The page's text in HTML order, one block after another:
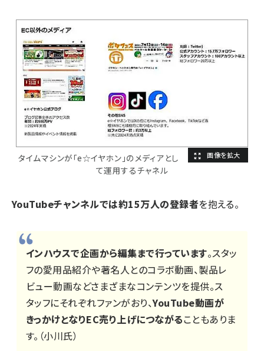
タイムマシンが「e☆イヤホン」のメディアとし
て運用するチャネル
YouTubeチャンネルでは約15万人の登録者を抱える。
インハウスで企画から編集まで行っています。スタッ
フの愛用品紹介や著名人とのコラボ動画、製品レ
ビュー動画などさまざまなコンテンツを提供。ス
タッフにそれぞれファンがおり、YouTube動画が
きっかけとなりEC売り上げにつながることもありま
す。（小川氏）